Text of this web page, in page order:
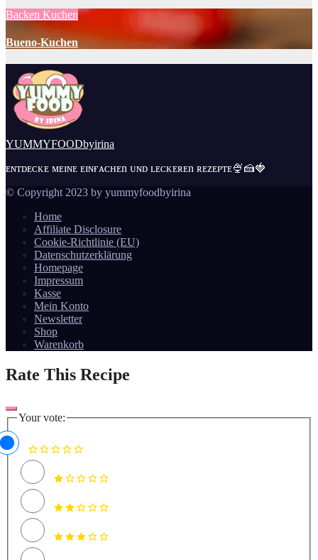
Backen Kuchen
Bueno-Kuchen
YUMMYFOODbyirina
ᴇɴᴛᴅᴇᴄᴋᴇ ᴍᴇɪɴᴇ ᴇɪɴғᴀᴄʜᴇn ᴜɴᴅ ʟᴇᴄᴋᴇʀᴇn ʀᴇᴢᴇᴘᴛᴇ🍨🍰🍓
© Copyright 2023 by yummyfoodbyirina
Home
Affiliate Disclosure
Cookie-Richtlinie (EU)
Datenschutzerklärung
Homepage
Impressum
Kasse
Mein Konto
Newsletter
Shop
Warenkorb
Rate This Recipe
Your vote: